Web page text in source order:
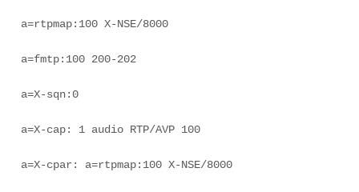
a=rtpmap:100 X-NSE/8000
a=fmtp:100 200-202
a=X-sqn:0
a=X-cap: 1 audio RTP/AVP 100
a=X-cpar: a=rtpmap:100 X-NSE/8000